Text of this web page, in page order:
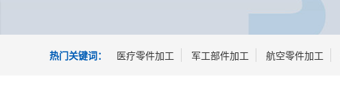
热门关键词： 医疗零件加工 军工部件加工 航空零件加工